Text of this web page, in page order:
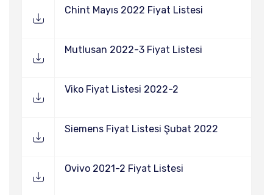
Chint Mayıs 2022 Fiyat Listesi
Mutlusan 2022-3 Fiyat Listesi
Viko Fiyat Listesi 2022-2
Siemens Fiyat Listesi Şubat 2022
Ovivo 2021-2 Fiyat Listesi